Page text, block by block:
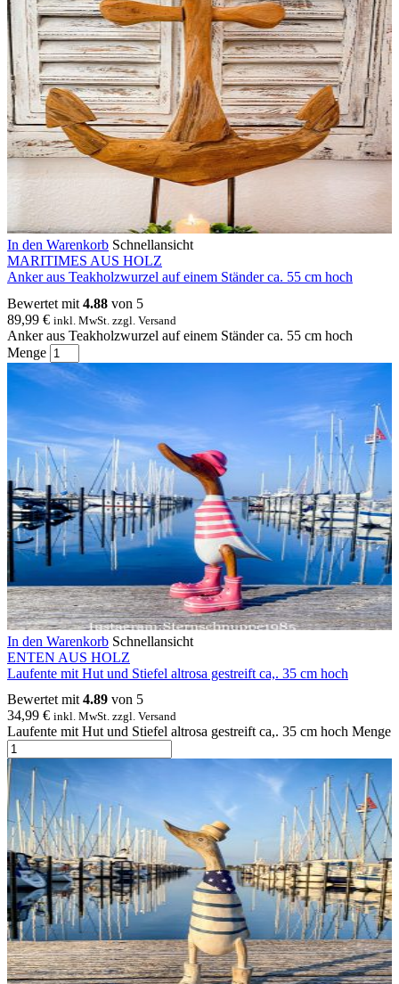
In den Warenkorb Schnellansicht
MARITIMES AUS HOLZ
Anker aus Teakholzwurzel auf einem Ständer ca. 55 cm hoch
Bewertet mit 4.88 von 5
89,99 € inkl. MwSt. zzgl. Versand
Anker aus Teakholzwurzel auf einem Ständer ca. 55 cm hoch
Menge
In den Warenkorb Schnellansicht
ENTEN AUS HOLZ
Laufente mit Hut und Stiefel altrosa gestreift ca,. 35 cm hoch
Bewertet mit 4.89 von 5
34,99 € inkl. MwSt. zzgl. Versand
Laufente mit Hut und Stiefel altrosa gestreift ca,. 35 cm hoch Menge